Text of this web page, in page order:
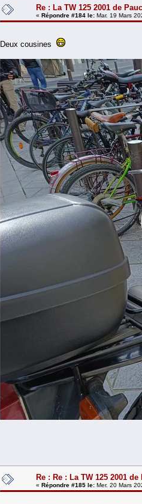
Re : La TW 125 2001 de
« Répondre #184 le: Mar. 19 Mars
Deux cousines
Re : Re : La TW 125 2001 de
« Répondre #185 le: Mer. 20 Mars